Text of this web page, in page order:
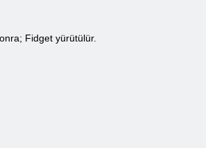
Fidget yürütülür.